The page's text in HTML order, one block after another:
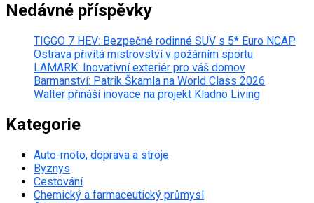
Nedávné příspěvky
TIGGO 7 HEV: Bezpečné rodinné SUV s 5* Euro NCAP
Ostrava přivítá mistrovství v požárním sportu
LAMARK: Inovativní exteriér pro váš domov
Barmanství: Patrik Škamla na World Class 2026
Walter přináší inovace na projekt Kladno Living
Kategorie
Auto-moto, doprava a stroje
Byznys
Cestování
Chemický a farmaceutický průmysl